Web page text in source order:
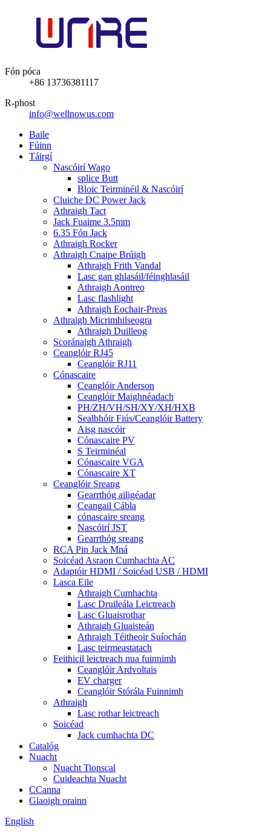
Fón póca
+86 13736381117
R-phost
info@wellnowus.com
Baile
Fúinn
Táirgí
Nascóirí Wago
splice Butt
Bloic Teirminéil & Nascóirí
Cluiche DC Power Jack
Athraigh Tact
Jack Fuaime 3.5mm
6.35 Fón Jack
Athraigh Rocker
Athraigh Cnaipe Brúigh
Athraigh Frith Vandal
Lasc gan ghlasáil/féinghlasáil
Athraigh Aontreo
Lasc flashlight
Athraigh Eochair-Preas
Athraigh Micrimhilseogra
Athraigh Duilleog
Scoránaigh Athraigh
Ceanglóir RJ45
Ceanglóir RJ11
Cónascaire
Ceanglóir Anderson
Ceanglóir Maighnéadach
PH/ZH/VH/SH/XY/XH/HXB
Sealbhóir Fiús/Ceanglóir Battery
Aisg nascóir
Cónascaire PV
S Teirminéal
Cónascaire VGA
Cónascaire XT
Ceanglóir Sreang
Gearrthóg ailigéadar
Ceangail Cábla
cónascaire sreang
Nascóirí JST
Gearrthóg sreang
RCA Pin Jack Mná
Soicéad Asraon Cumhachta AC
Adaptóir HDMI / Soicéad USB / HDMI
Lasca Eile
Athraigh Cumhachta
Lasc Druileála Leictreach
Lasc Gluaisrothar
Athraigh Gluaisteán
Athraigh Téitheoir Suíochán
Lasc teirmeastatach
Feithicil leictreach nua fuinnimh
Ceanglóir Ardvoltais
EV charger
Ceanglóir Stórála Fuinnimh
Athraigh
Lasc rothar leictreach
Soicéad
Jack cumhachta DC
Catalóg
Nuacht
Nuacht Tionscal
Cuideachta Nuacht
CCanna
Glaoigh orainn
English